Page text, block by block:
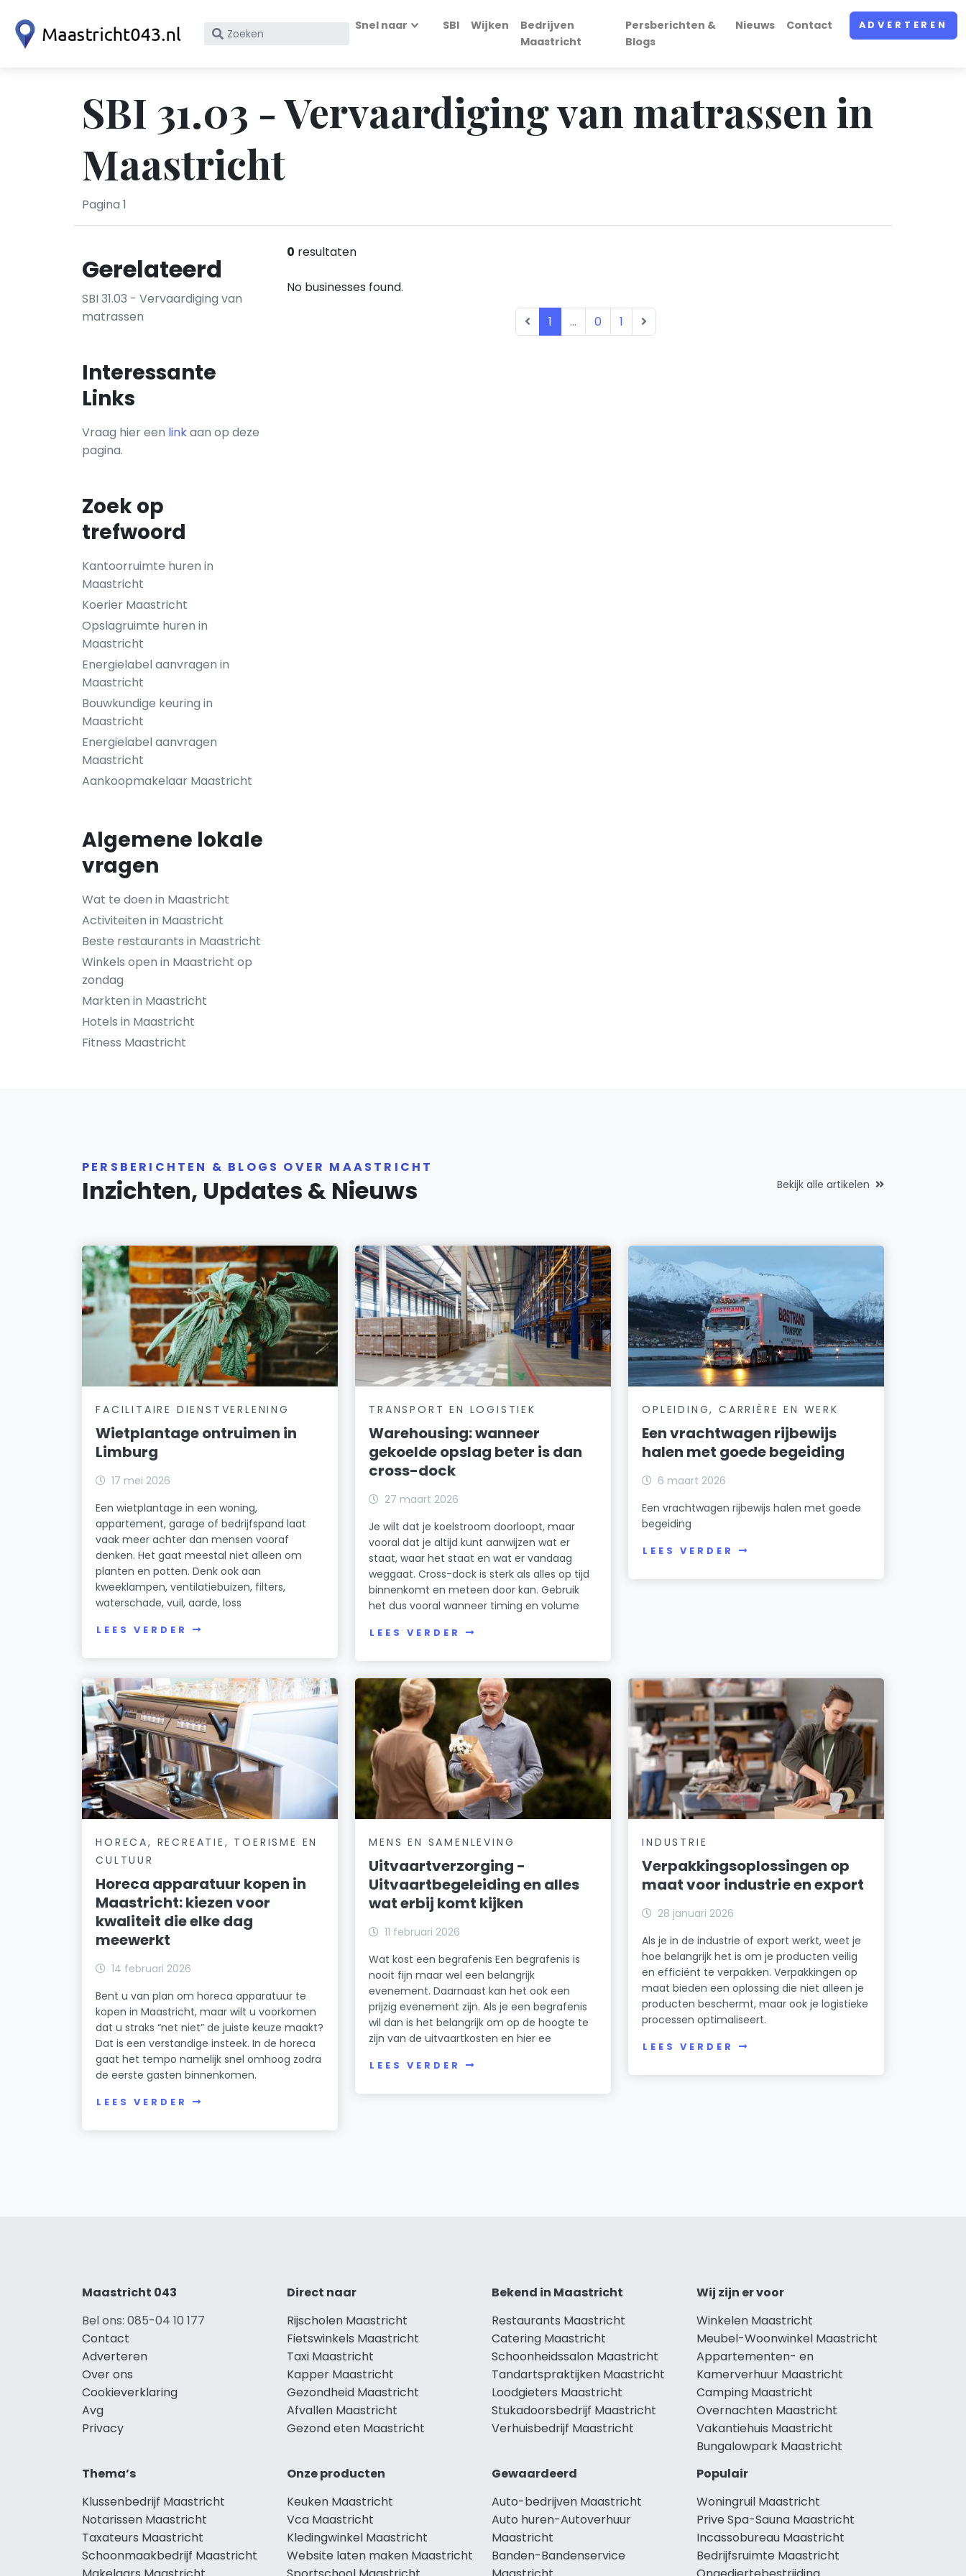
Zoek
KvK
nummer
Snel naar SBI Wijken
Bedrijven
Maastricht
Persberichten &
Blogs
Nieuws Contact ADVERTEREN
SBI 31.03 - Vervaardiging van matrassen in
Maastricht
Pagina 1
Gerelateerd
SBI 31.03 - Vervaardiging van
matrassen
Interessante
Links
Vraag hier een linkaan op deze
pagina.
Zoek op
trefwoord
Kantoorruimte huren in
Maastricht
Koerier Maastricht
Opslagruimte huren in
Maastricht
Energielabel aanvragen in
Maastricht
Bouwkundige keuring in
Maastricht
Energielabel aanvragen
Maastricht
Aankoopmakelaar Maastricht
Algemene lokale
vragen
Wat te doen in Maastricht
Activiteiten in Maastricht
Beste restaurants in Maastricht
Winkels open in Maastricht op
zondag
Markten in Maastricht
Hotels in Maastricht
Fitness Maastricht
0 resultaten
No businesses found.
1 ... 0 1
PERSBERICHTEN & BLOGS OVER MAASTRICHT
Inzichten, Updates & Nieuws Bekijk alle artikelen
FACILITAIRE DIENSTVERLENING
Wietplantage ontruimen in
Limburg
17 mei 2026
Een wietplantage in een woning,
appartement, garage of bedrijfspand laat
vaak meer achter dan mensen vooraf
denken. Het gaat meestal niet alleen om
planten en potten. Denk ook aan
kweeklampen, ventilatiebuizen, filters,
waterschade, vuil, aarde, loss
LEES VERDER
TRANSPORT EN LOGISTIEK
Warehousing: wanneer
gekoelde opslag beter is dan
cross-dock
27 maart 2026
Je wilt dat je koelstroom doorloopt, maar
vooral dat je altijd kunt aanwijzen wat er
staat, waar het staat en wat er vandaag
weggaat. Cross-dock is sterk als alles op tijd
binnenkomt en meteen door kan. Gebruik
het dus vooral wanneer timing en volume
LEES VERDER
OPLEIDING, CARRIÈRE EN WERK
Een vrachtwagen rijbewijs
halen met goede begeiding
6 maart 2026
Een vrachtwagen rijbewijs halen met goede
begeiding
LEES VERDER
HORECA, RECREATIE, TOERISME EN
CULTUUR
Horeca apparatuur kopen in
Maastricht: kiezen voor
kwaliteit die elke dag
meewerkt
14 februari 2026
Bent u van plan om horeca apparatuur te
kopen in Maastricht, maar wilt u voorkomen
dat u straks “net niet” de juiste keuze maakt?
Dat is een verstandige insteek. In de horeca
gaat het tempo namelijk snel omhoog zodra
de eerste gasten binnenkomen.
LEES VERDER
MENS EN SAMENLEVING
Uitvaartverzorging -
Uitvaartbegeleiding en alles
wat erbij komt kijken
11 februari 2026
Wat kost een begrafenis Een begrafenis is
nooit fijn maar wel een belangrijk
evenement. Daarnaast kan het ook een
prijzig evenement zijn. Als je een begrafenis
wil dan is het belangrijk om op de hoogte te
zijn van de uitvaartkosten en hier ee
LEES VERDER
INDUSTRIE
Verpakkingsoplossingen op
maat voor industrie en export
28 januari 2026
Als je in de industrie of export werkt, weet je
hoe belangrijk het is om je producten veilig
en efficiënt te verpakken. Verpakkingen op
maat bieden een oplossing die niet alleen je
producten beschermt, maar ook je logistieke
processen optimaliseert.
LEES VERDER
Maastricht 043
Bel ons: 085-04 10 177
Contact
Adverteren
Over ons
Cookieverklaring
Avg
Privacy
Direct naar
Rijscholen Maastricht
Fietswinkels Maastricht
Taxi Maastricht
Kapper Maastricht
Gezondheid Maastricht
Afvallen Maastricht
Gezond eten Maastricht
Bekend in Maastricht
Restaurants Maastricht
Catering Maastricht
Schoonheidssalon Maastricht
Tandartspraktijken Maastricht
Loodgieters Maastricht
Stukadoorsbedrijf Maastricht
Verhuisbedrijf Maastricht
Wij zijn er voor
Winkelen Maastricht
Meubel-Woonwinkel Maastricht
Appartementen- en
Kamerverhuur Maastricht
Camping Maastricht
Overnachten Maastricht
Vakantiehuis Maastricht
Bungalowpark Maastricht
Thema’s
Klussenbedrijf Maastricht
Notarissen Maastricht
Taxateurs Maastricht
Schoonmaakbedrijf Maastricht
Onze producten
Keuken Maastricht
Vca Maastricht
Kledingwinkel Maastricht
Website laten maken Maastricht
Gewaardeerd
Auto-bedrijven Maastricht
Auto huren-Autoverhuur
Maastricht
Banden-Bandenservice
Populair
Woningruil Maastricht
Prive Spa-Sauna Maastricht
Incassobureau Maastricht
Bedrijfsruimte Maastricht